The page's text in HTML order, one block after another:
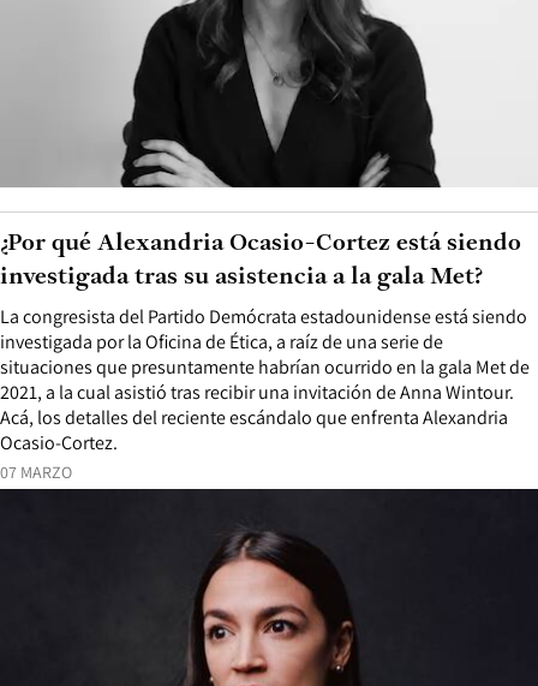
07 MARZO
La congresista del Partido Demócrata estadounidense está siendo
investigada por la Oficina de Ética, a raíz de una serie de
situaciones que presuntamente habrían ocurrido en la gala Met de
2021, a la cual asistió tras recibir una invitación de Anna Wintour.
Acá, los detalles del reciente escándalo que enfrenta Alexandria
Ocasio-Cortez.
¿Por qué Alexandria Ocasio-Cortez está siendo
investigada tras su asistencia a la gala Met?